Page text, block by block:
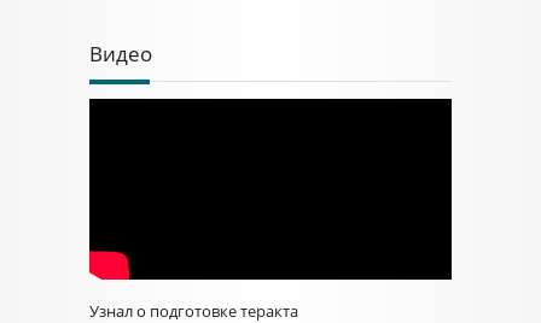
Видео
Узнал о подготовке теракта